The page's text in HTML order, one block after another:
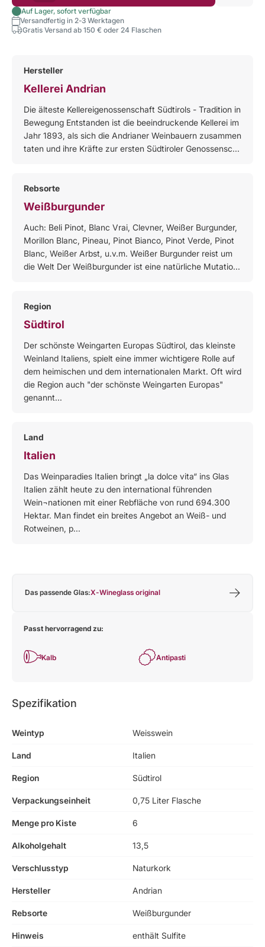
Auf Lager, sofort verfügbar
Versandfertig in 2-3 Werktagen
Gratis Versand ab 150 € oder 24 Flaschen
Hersteller
Kellerei Andrian
Die älteste Kellereigenossenschaft Südtirols - Tradition in
Bewegung Entstanden ist die beeindruckende Kellerei im
Jahr 1893, als sich die Andrianer Weinbauern zusammen
taten und ihre Kräfte zur ersten Südtiroler Genossensc...
Rebsorte
Weißburgunder
Auch: Beli Pinot, Blanc Vrai, Clevner, Weißer Burgunder,
Morillon Blanc, Pineau, Pinot Bianco, Pinot Verde, Pinot
Blanc, Weißer Arbst, u.v.m. Weißer Burgunder reist um
die Welt Der Weißburgunder ist eine natürliche Mutatio...
Region
Südtirol
Der schönste Weingarten Europas Südtirol, das kleinste
Weinland Italiens, spielt eine immer wichtigere Rolle auf
dem heimischen und dem internationalen Markt. Oft wird
die Region auch "der schönste Weingarten Europas"
genannt...
Land
Italien
Das Weinparadies Italien bringt „la dolce vita“ ins Glas
Italien zählt heute zu den international führenden
Wein¬nationen mit einer Rebfläche von rund 694.300
Hektar. Man findet ein breites Angebot an Weiß- und
Rotweinen, p...
Das passende Glas:X-Wineglass original
Passt hervorragend zu:
Kalb Antipasti
Spezifikation
Weintyp Weisswein
Land Italien
Region Südtirol
Verpackungseinheit 0,75 Liter Flasche
Menge pro Kiste 6
Alkoholgehalt 13,5
Verschlusstyp Naturkork
Hersteller Andrian
Rebsorte Weißburgunder
Hinweis enthält Sulfite